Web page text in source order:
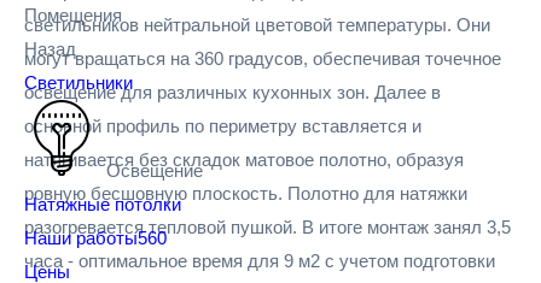
Помещения
Назад
Светильники
Освещение
Натяжные потолки
Наши работы560
Цены
светильников нейтральной цветовой температуры. Они
могут вращаться на 360 градусов, обеспечивая точечное
освещение для различных кухонных зон. Далее в
основной профиль по периметру вставляется и
натягивается без складок матовое полотно, образуя
ровную бесшовную плоскость. Полотно для натяжки
разогревается тепловой пушкой. В итоге монтаж занял 3,5
часа - оптимальное время для 9 м2 с учетом подготовки